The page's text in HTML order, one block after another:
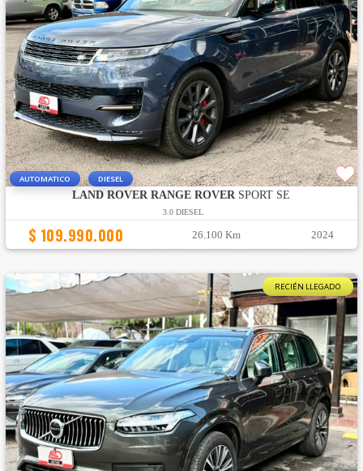
AUTOMATICO DIESEL
LAND ROVER RANGE ROVERSPORT SE
3.0 DIESEL
$ 109.990.000 26.100 Km 2024
RECIÉN LLEGADO